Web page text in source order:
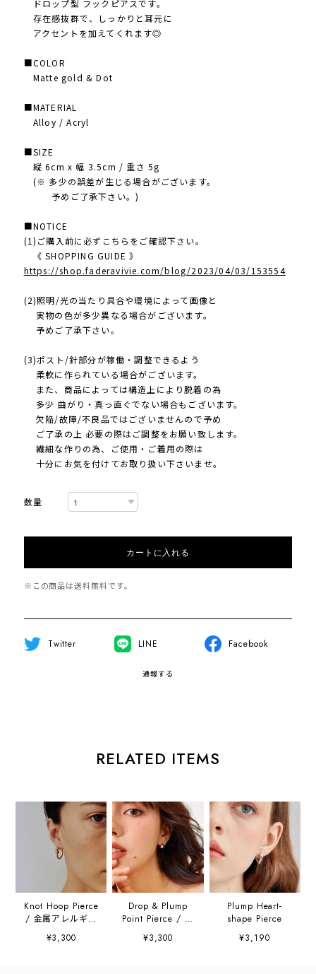
ドロップ型 フックピアスです。
存在感抜群で、しっかりと耳元に
アクセントを加えてくれます◎
■COLOR
Matte gold & Dot
■MATERIAL
Alloy / Acryl
■SIZE
縦 6cm x 幅 3.5cm / 重さ 5g
(※ 多少の誤差が生じる場合がございます。
予めご了承下さい。)
■NOTICE
(1)ご購入前に必ずこちらをご確認下さい。
《 SHOPPING GUIDE 》
https://shop.faderavivie.com/blog/2023/04/03/153554
(2)照明/光の当たり具合や環境によって画像と
実物の色が多少異なる場合がございます。
予めご了承下さい。
(3)ポスト/針部分が稼働・調整できるよう
柔軟に作られている場合がございます。
また、商品によっては構造上により脱着の為
多少 曲がり・真っ直ぐでない場合もございます。
欠陥/故障/不良品ではございませんので予め
ご了承の上 必要の際はご調整をお願い致します。
繊細な作りの為、ご使用・ご着用の際は
十分にお気を付けてお取り扱い下さいませ。
数量
カートに入れる
※この商品は送料無料です。
Twitter LINE Facebook
通報する
RELATED ITEMS
Knot Hoop Pierce
/ 金属アレルギー
対応
¥3,300
Drop & Plump
Point Pierce / 金
属アレルギー対応
¥3,300
Plump Heart-
shape Pierce
¥3,190